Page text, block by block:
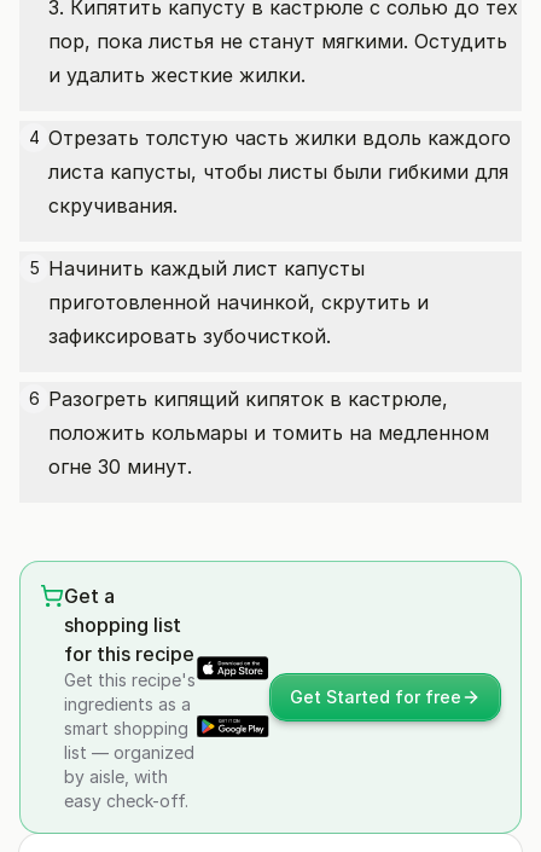
3. Кипятить капусту в кастрюле с солью до тех
пор, пока листья не станут мягкими. Остудить
и удалить жесткие жилки.
4 Отрезать толстую часть жилки вдоль каждого
листа капусты, чтобы листы были гибкими для
скручивания.
5 Начинить каждый лист капусты
приготовленной начинкой, скрутить и
зафиксировать зубочисткой.
6 Разогреть кипящий кипяток в кастрюле,
положить кольмары и томить на медленном
огне 30 минут.
Get a
shopping list
for this recipe
Get this recipe's
ingredients as a
smart shopping
list — organized
by aisle, with
easy check-off.
Get Started for free